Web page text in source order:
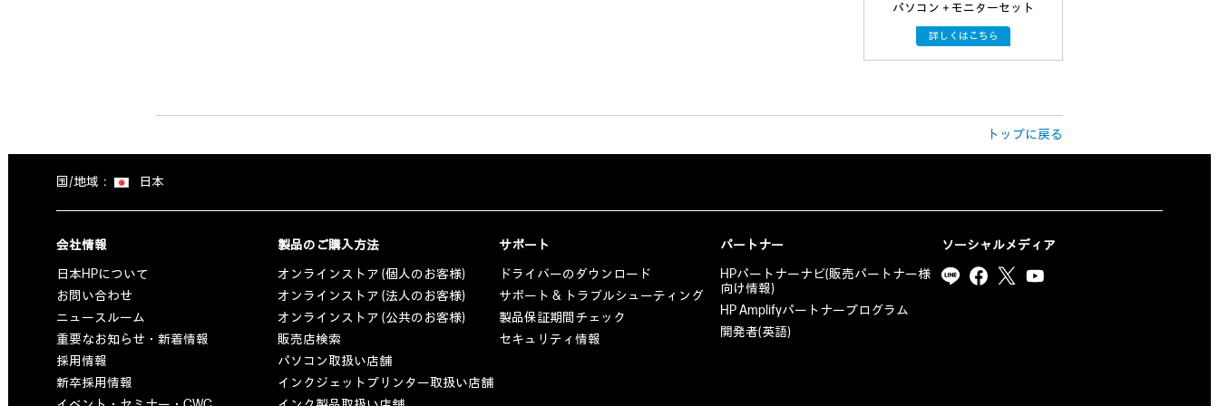
パソコン＋モニターセット
詳しくはこちら
トップに戻る
国/地域： 日本
会社情報
日本HPについて
お問い合わせ
ニュースルーム
重要なお知らせ・新着情報
採用情報
新卒採用情報
製品のご購入方法
オンラインストア (個人のお客様)
オンラインストア (法人のお客様)
オンラインストア (公共のお客様)
販売店検索
パソコン取扱い店舗
インクジェットプリンター取扱い店舗
サポート
ドライバーのダウンロード
サポート & トラブルシューティング
製品保証期間チェック
セキュリティ情報
パートナー
HPパートナーナビ(販売パートナー様
向け情報)
HP Amplifyパートナープログラム
開発者(英語)
ソーシャルメディア